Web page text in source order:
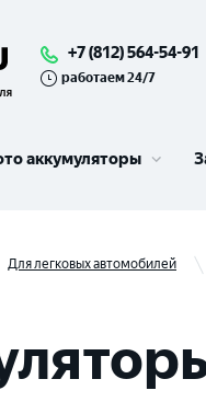
+7 (812) 564-54-91
работаем 24/7
аккумуляторы
Для легковых автомобилей